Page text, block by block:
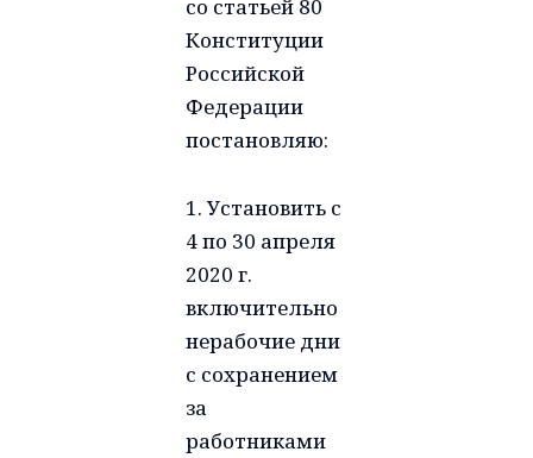
со статьей 80
Конституции
Российской
Федерации
постановляю:
1. Установить с
4 по 30 апреля
2020 г.
включительно
нерабочие дни
с сохранением
за
работниками